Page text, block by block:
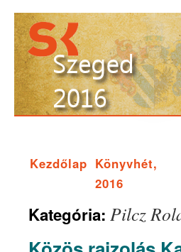
Kezdőlap Könyvhét,
2016
Kategória: Pilcz